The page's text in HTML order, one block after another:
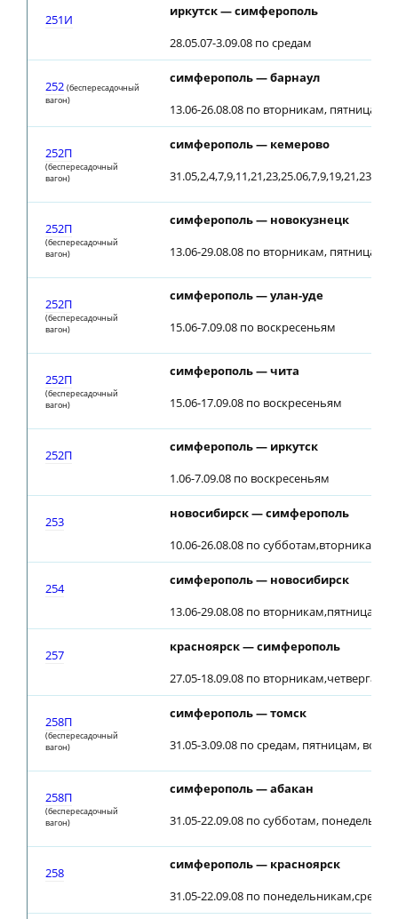
251И
иркутск — симферополь
28.05.07-3.09.08 по средам
252 (беспересадочный
вагон)
симферополь — барнаул
13.06-26.08.08 по вторникам, пятницам;
252П
(беспересадочный
вагон)
симферополь — кемерово
252П
(беспересадочный
вагон)
симферополь — новокузнецк
13.06-29.08.08 по вторникам, пятницам;
252П
(беспересадочный
вагон)
симферополь — улан-уде
15.06-7.09.08 по воскресеньям
252П
(беспересадочный
вагон)
симферополь — чита
15.06-17.09.08 по воскресеньям
252П
симферополь — иркутск
1.06-7.09.08 по воскресеньям
253
новосибирск — симферополь
10.06-26.08.08 по субботам,вторникам
254
симферополь — новосибирск
13.06-29.08.08 по вторникам,пятницам
257
красноярск — симферополь
27.05-18.09.08 по
258П
(беспересадочный
вагон)
симферополь — томск
31.05-3.09.08 по средам, пятницам,
258П
(беспересадочный
вагон)
симферополь — абакан
31.05-22.09.08 по субботам,
258
симферополь — красноярск
31.05-22.09.08 по